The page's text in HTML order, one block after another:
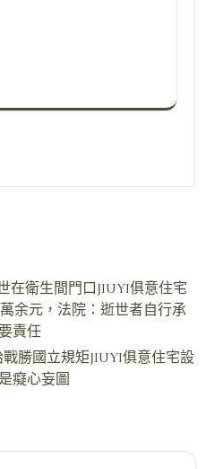
在衛生間門口JIUYI俱意住宅
余元，法院：逝世者自行承
責任
勝國立規矩JIUYI俱意住宅設
癡心妄圖